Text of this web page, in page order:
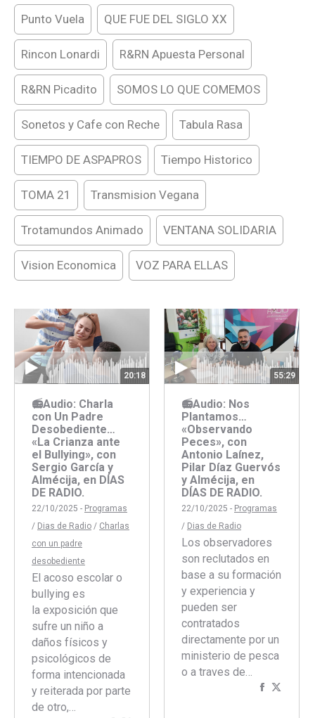
Punto Vuela QUE FUE DEL SIGLO XX
Rincon Lonardi R&RN Apuesta Personal
R&RN Picadito SOMOS LO QUE COMEMOS
Sonetos y Cafe con Reche Tabula Rasa
TIEMPO DE ASPAPROS Tiempo Historico
TOMA 21 Transmision Vegana
Trotamundos Animado VENTANA SOLIDARIA
Vision Economica VOZ PARA ELLAS
20:18
📻Audio: Charla
con Un Padre
Desobediente…
«La Crianza ante
el Bullying», con
Sergio García y
Almécija, en DÍAS
DE RADIO.
22/10/2025 - Programas
/ Dias de Radio / Charlas
con un padre
desobediente
El acoso escolar o
bullying es
la exposición que
sufre un niño a
daños físicos y
psicológicos de
forma intencionada
y reiterada por parte
de otro,…
55:29
📻Audio: Nos
Plantamos…
«Observando
Peces», con
Antonio Laínez,
Pilar Díaz Guervós
y Almécija, en
DÍAS DE RADIO.
22/10/2025 - Programas
/ Dias de Radio
Los observadores
son reclutados en
base a su formación
y experiencia y
pueden ser
contratados
directamente por un
ministerio de pesca
o a traves de…
Compartir